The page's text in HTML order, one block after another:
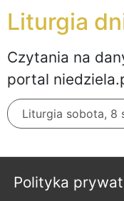
Liturgia
Czytania na
portal
Liturgia sobota, 8
Polityka